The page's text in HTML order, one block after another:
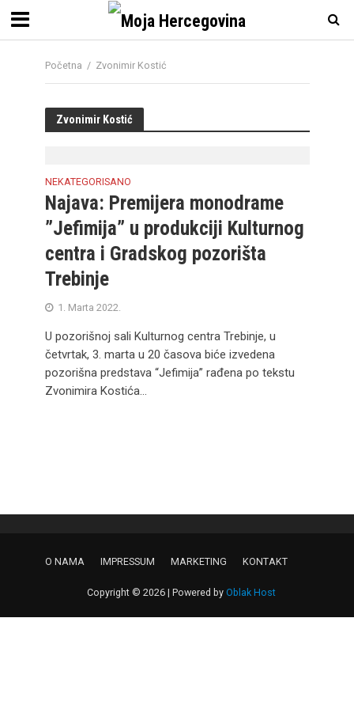
Početna / Zvonimir Kostić
Zvonimir Kostić
NEKATEGORISANO
Najava: Premijera monodrame
”Jefimija” u produkciji Kulturnog
centra i Gradskog pozorišta
Trebinje
1. Marta 2022.
U pozorišnoj sali Kulturnog centra Trebinje, u
četvrtak, 3. marta u 20 časova biće izvedena
pozorišna predstava “Jefimija” rađena po tekstu
Zvonimira Kostića...
O NAMA IMPRESSUM MARKETING KONTAKT
Copyright © 2026 | Powered by Oblak Host